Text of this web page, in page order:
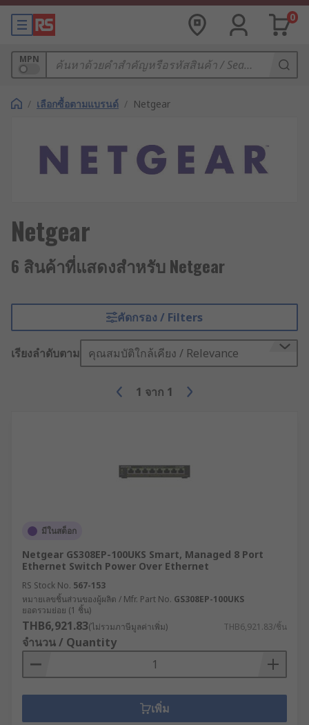
0
MPN
/ เลือกซื้อตามแบรนด์ / Netgear
Netgear
6 สินค้าที่แสดงสำหรับ Netgear
คัดกรอง / Filters
เรียงลำดับตาม คุณสมบัติใกล้เคียง / Relevance
1 จาก 1
มีในสต็อก
Netgear GS308EP-100UKS Smart, Managed 8 Port
Ethernet Switch Power Over Ethernet
RS Stock No. 567-153
หมายเลขชิ้นส่วนของผู้ผลิต / Mfr. Part No. GS308EP-100UKS
ยอดรวมย่อย (1 ชิ้น)
THB6,921.83(ไม่รวมภาษีมูลค่าเพิ่ม) THB6,921.83/ชิ้น
จำนวน / Quantity
เพิ่ม